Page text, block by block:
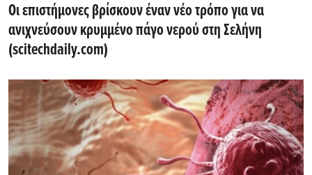
Οι επιστήμονες βρίσκουν έναν νέο τρόπο για να
ανιχνεύσουν κρυμμένο πάγο νερού στη Σελήνη
(scitechdaily.com)